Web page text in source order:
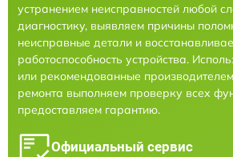
устранением неисправностей любой
диагностику, выявляем причины
неисправные детали и
работоспособность устройства.
или рекомендованные
ремонта выполняем проверку всех
предоставляем гарантию.
Официальный сервис